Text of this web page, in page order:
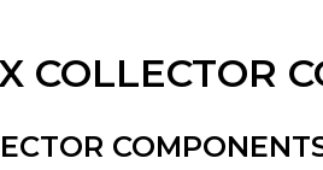
COLLECTOR